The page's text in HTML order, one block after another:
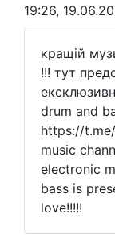
19:26,
кращій
!!! тут
drum and
https://
music
electronic
bass is
love!!!!!